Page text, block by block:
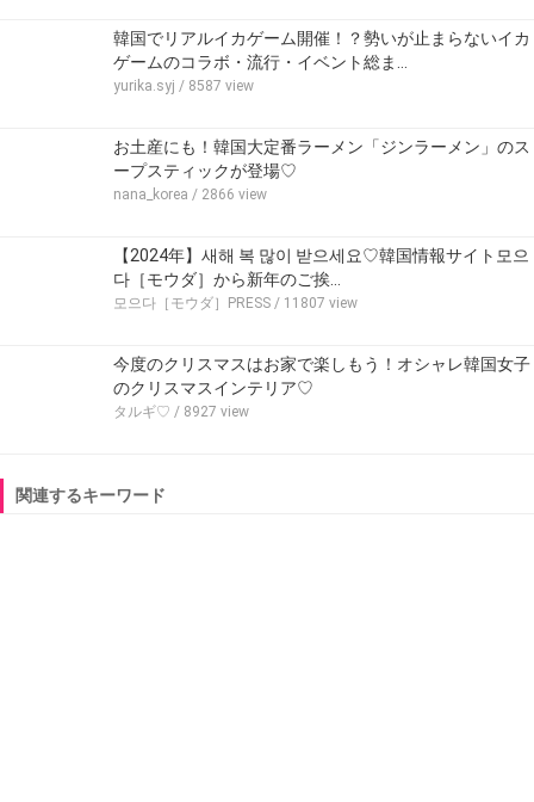
韓国でリアルイカゲーム開催！？勢いが止まらないイカ
ゲームのコラボ・流行・イベント総ま…
yurika.syj / 8587 view
お土産にも！韓国大定番ラーメン「ジンラーメン」のス
ープスティックが登場♡
nana_korea / 2866 view
【2024年】새해 복 많이 받으세요♡韓国情報サイト모으
다［モウダ］から新年のご挨…
모으다［モウダ］PRESS / 11807 view
今度のクリスマスはお家で楽しもう！オシャレ韓国女子
のクリスマスインテリア♡
タルギ♡ / 8927 view
関連するキーワード